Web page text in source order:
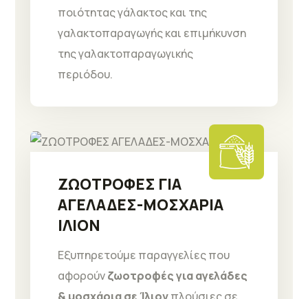
ποιότητας γάλακτος και της
γαλακτοπαραγωγής και επιμήκυνση
της γαλακτοπαραγωγικής
περιόδου.
ΖΩΟΤΡΟΦΕΣ ΓΙΑ
ΑΓΕΛΑΔΕΣ-ΜΟΣΧΑΡΙΑ
ΙΛΙΟΝ
Εξυπηρετούμε παραγγελίες που
αφορούνζωοτροφές για αγελάδες
& μοσχάρια σε Ίλιονπλούσιες σε